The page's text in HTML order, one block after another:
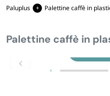
Menu
STOVIGLIE E
Paluplus Palettine caffè in
Palettine caffè in
Zoom